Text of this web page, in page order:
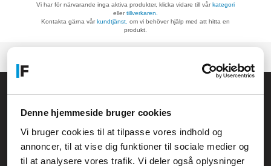
Denne hjemmeside bruger cookies
Vi bruger cookies til at tilpasse vores indhold og
annoncer, til at vise dig funktioner til sociale medier og
til at analysere vores trafik. Vi deler også oplysninger
Vi har för närvarande inga aktiva produkter, klicka vidare till vårkategori
ellertillverkaren.
Kontakta gärna vårkundtjänst. om vi behöver hjälp med att hitta en
produkt.
kundservice@fcomputer.se
Service- och reklamationsavdelningen:
service@fcomputer.se